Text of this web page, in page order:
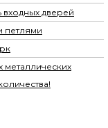
входных дверей
петлями
металлических